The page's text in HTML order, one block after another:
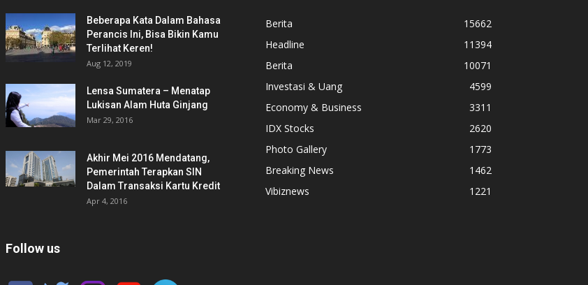
Beberapa Kata Dalam Bahasa
Perancis Ini, Bisa Bikin Kamu
Terlihat Keren!
Aug 12, 2019
Lensa Sumatera – Menatap
Lukisan Alam Huta Ginjang
Mar 29, 2016
Akhir Mei 2016 Mendatang,
Pemerintah Terapkan SIN
Dalam Transaksi Kartu Kredit
Apr 4, 2016
Follow us
Berita
15662
Headline
11394
Berita
10071
Investasi & Uang
4599
Economy & Business
3311
IDX Stocks
2620
Photo Gallery
1773
Breaking News
1462
Vibiznews
1221